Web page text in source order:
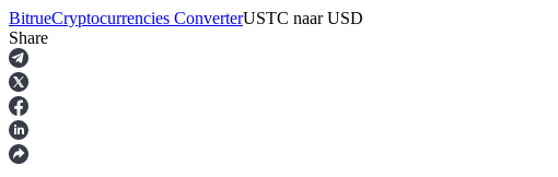
Termijncontracten
BitrueCryptocurrencies ConverterUSTC naar USD
Share